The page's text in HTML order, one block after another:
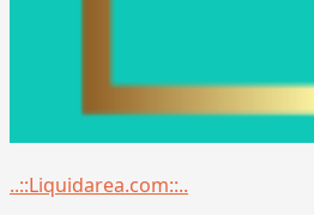
Menu
..::Liquidarea.com::..